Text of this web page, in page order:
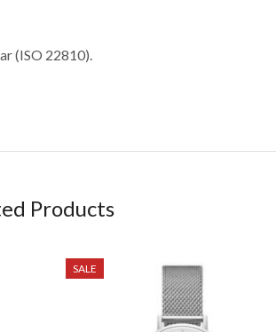
(ISO 22810).
Products
SALE